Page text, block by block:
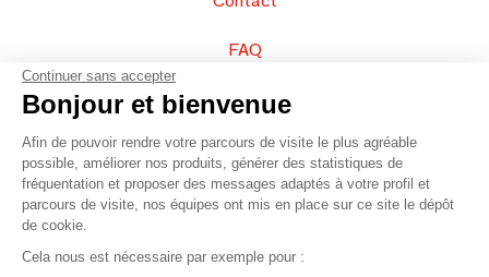
FAQ
Vendez vos produits
Plan du site
© 2016 –Organisation SAFI
Continuer sans accepter
Bonjour et bienvenue
Afin de pouvoir rendre votre parcours de visite le plus agréable
possible, améliorer nos produits, générer des statistiques de
fréquentation et proposer des messages adaptés à votre profil et
parcours de visite, nos équipes ont mis en place sur ce site le dépôt
de cookie.
Cela nous est nécessaire par exemple pour :